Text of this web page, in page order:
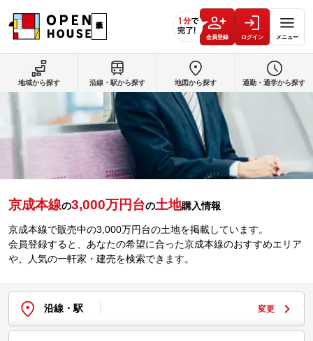
会員登録 ログイン メニュー
京成本線の3,000万円台の土地購入情報
京成本線で販売中の3,000万円台の土地を掲載しています。
会員登録すると、あなたの希望に合った京成本線のおすすめエリア
や、人気の一軒家・建売を検索できます。
沿線・駅 変更
地域から探す 沿線・駅から探す 地図から探す 通勤・通学から探す